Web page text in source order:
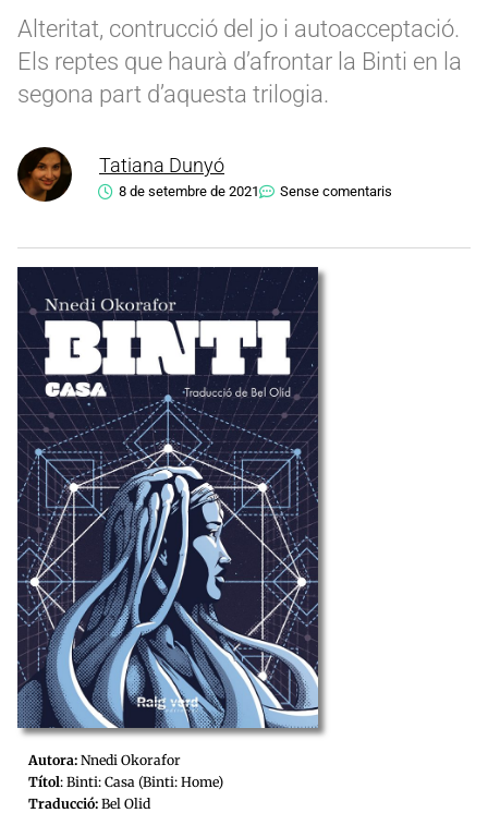
Alteritat, contrucció del jo i autoacceptació.
Els reptes que haurà d’afrontar la Binti en la
segona part d’aquesta trilogia.
Tatiana Dunyó
8 de setembre de 2021 Sense comentaris
Autora: Nnedi Okorafor
Títol: Binti: Casa (Binti: Home)
Traducció: Bel Olid